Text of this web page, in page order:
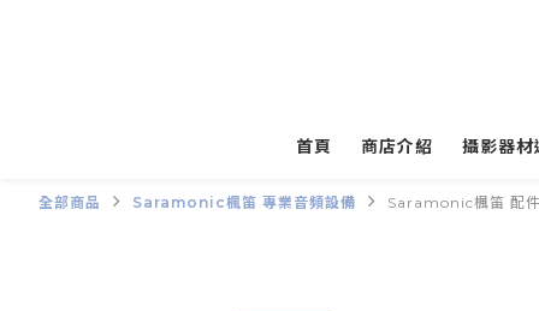
首頁 商店介紹 攝影器材
全部商品 Saramonic楓笛 專業音頻設備 Saramonic楓笛 配